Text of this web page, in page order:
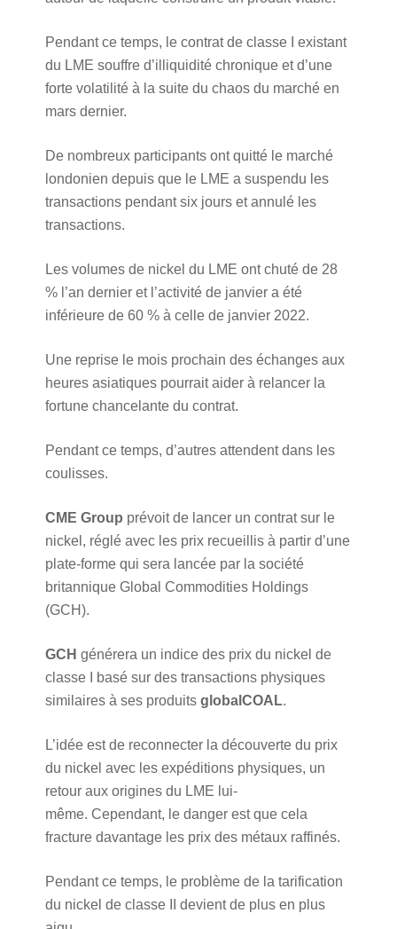
Pendant ce temps, le contrat de classe I existant
du LME souffre d’illiquidité chronique et d’une
forte volatilité à la suite du chaos du marché en
mars dernier.
De nombreux participants ont quitté le marché
londonien depuis que le LME a suspendu les
transactions pendant six jours et annulé les
transactions.
Les volumes de nickel du LME ont chuté de 28
% l’an dernier et l’activité de janvier a été
inférieure de 60 % à celle de janvier 2022.
Une reprise le mois prochain des échanges aux
heures asiatiques pourrait aider à relancer la
fortune chancelante du contrat.
Pendant ce temps, d’autres attendent dans les
coulisses.
CME Group prévoit de lancer un contrat sur le
nickel, réglé avec les prix recueillis à partir d’une
plate-forme qui sera lancée par la société
britannique Global Commodities Holdings
(GCH).
GCH générera un indice des prix du nickel de
classe I basé sur des transactions physiques
similaires à ses produits globalCOAL.
L’idée est de reconnecter la découverte du prix
du nickel avec les expéditions physiques, un
retour aux origines du LME lui-
même. Cependant, le danger est que cela
fracture davantage les prix des métaux raffinés.
Pendant ce temps, le problème de la tarification
du nickel de classe II devient de plus en plus